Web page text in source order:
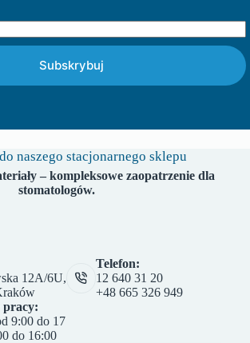
Subskrybuj
naszego stacjonarnego sklepu
– kompleksowe zaopatrzenie dla
stomatologów.
12A/6U,
Telefon:
12 640 31 20
+48 665 326 949
pracy:
9:00 do 17
do 16:00